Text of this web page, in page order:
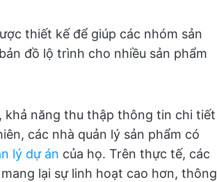
thiết kế để giúp các nhóm sản
đồ lộ trình cho nhiều sản phẩm
năng thu thập thông tin chi tiết
các nhà quản lý sản phẩm có
lý dự án của họ. Trên thực tế, các
lại sự linh hoạt cao hơn, thông